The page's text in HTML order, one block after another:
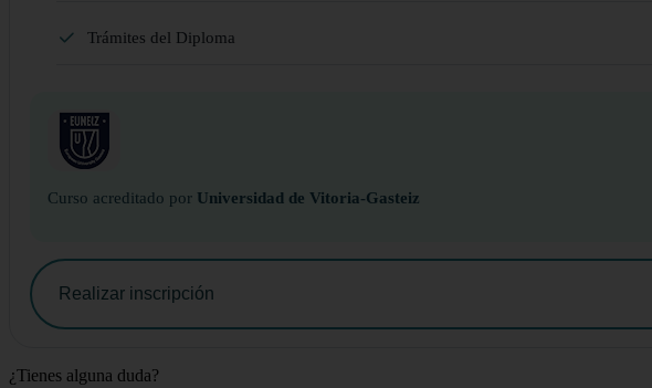
Trámites del Diploma
Curso acreditado por Universidad de Vitoria-Gasteiz
Realizar inscripción
¿Tienes alguna duda?